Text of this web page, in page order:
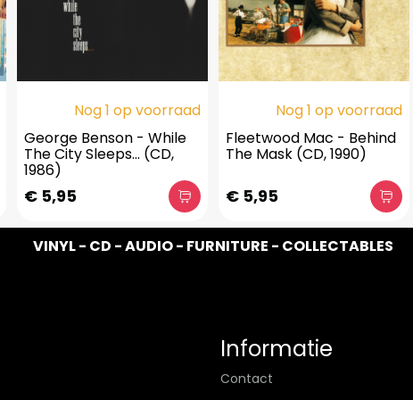
Nog 1 op voorraad
George Benson - While
The City Sleeps... (CD,
1986)
€ 5,95
Nog 1 op voorraad
Fleetwood Mac - Behind
The Mask (CD, 1990)
€ 5,95
VINYL - CD - AUDIO - FURNITURE - COLLECTABLES
Informatie
Contact